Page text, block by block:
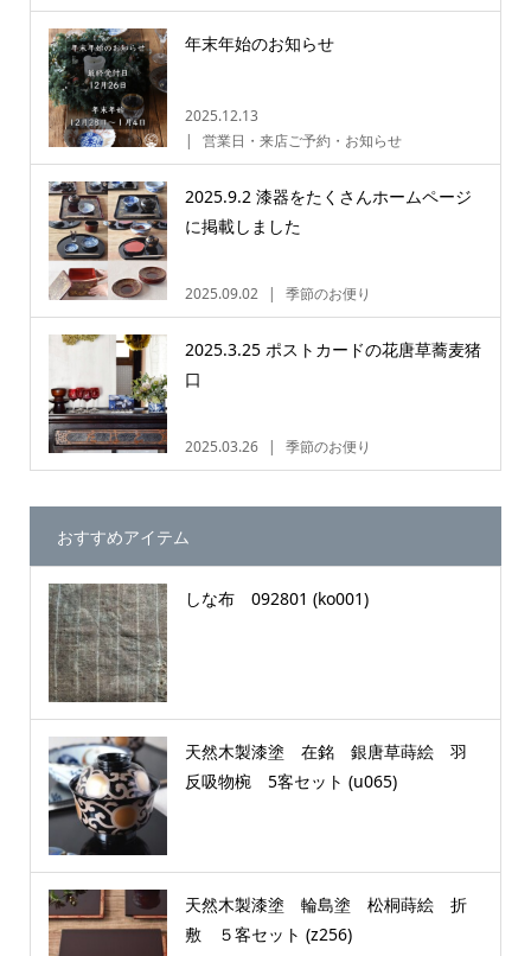
年末年始のお知らせ
2025.12.13
営業日・来店ご予約・お知らせ
2025.9.2 漆器をたくさんホームページ
に掲載しました
2025.09.02 季節のお便り
2025.3.25 ポストカードの花唐草蕎麦猪
口
2025.03.26 季節のお便り
おすすめアイテム
しな布 092801 (ko001)
天然木製漆塗 在銘 銀唐草蒔絵 羽
反吸物椀 5客セット (u065)
天然木製漆塗 輪島塗 松桐蒔絵 折
敷 ５客セット (z256)